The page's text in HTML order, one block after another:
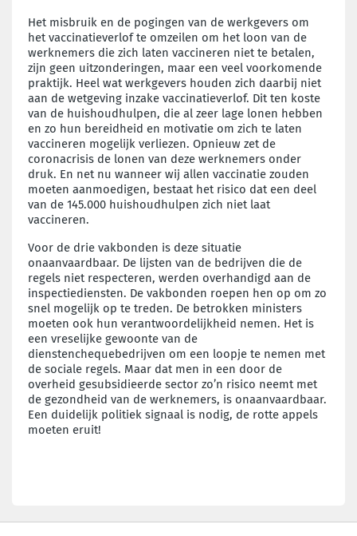
Het misbruik en de pogingen van de werkgevers om
het vaccinatieverlof te omzeilen om het loon van de
werknemers die zich laten vaccineren niet te betalen,
zijn geen uitzonderingen, maar een veel voorkomende
praktijk. Heel wat werkgevers houden zich daarbij niet
aan de wetgeving inzake vaccinatieverlof. Dit ten koste
van de huishoudhulpen, die al zeer lage lonen hebben
en zo hun bereidheid en motivatie om zich te laten
vaccineren mogelijk verliezen. Opnieuw zet de
coronacrisis de lonen van deze werknemers onder
druk. En net nu wanneer wij allen vaccinatie zouden
moeten aanmoedigen, bestaat het risico dat een deel
van de 145.000 huishoudhulpen zich niet laat
vaccineren.
Voor de drie vakbonden is deze situatie
onaanvaardbaar. De lijsten van de bedrijven die de
regels niet respecteren, werden overhandigd aan de
inspectiediensten. De vakbonden roepen hen op om zo
snel mogelijk op te treden. De betrokken ministers
moeten ook hun verantwoordelijkheid nemen. Het is
een vreselijke gewoonte van de
dienstenchequebedrijven om een loopje te nemen met
de sociale regels. Maar dat men in een door de
overheid gesubsidieerde sector zo’n risico neemt met
de gezondheid van de werknemers, is onaanvaardbaar.
Een duidelijk politiek signaal is nodig, de rotte appels
moeten eruit!